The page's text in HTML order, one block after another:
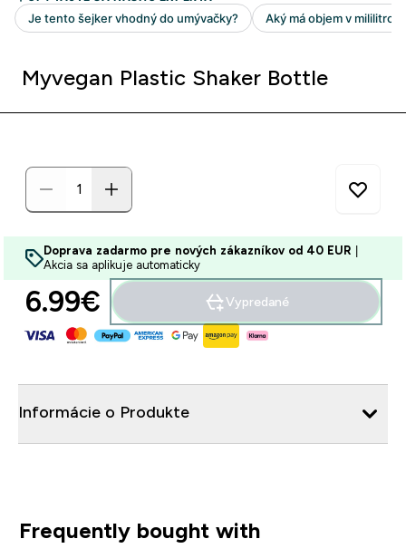
Myvegan Plastic Shaker Bottle
Doprava zadarmo pre nových zákazníkov od 40 EUR
Akcia sa aplikuje automaticky
6.99€‎ Vypredané
Informácie o Produkte
Frequently bought with